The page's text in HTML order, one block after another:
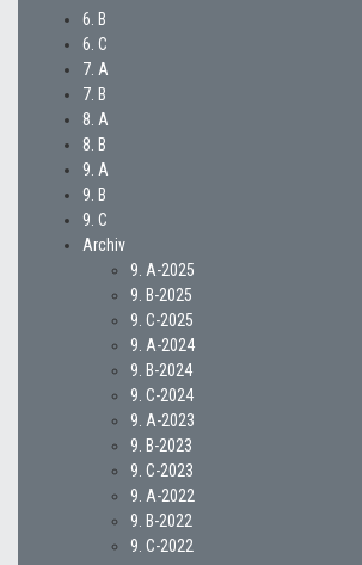
6. B
6. C
7. A
7. B
8. A
8. B
9. A
9. B
9. C
Archiv
9. A-2025
9. B-2025
9. C-2025
9. A-2024
9. B-2024
9. C-2024
9. A-2023
9. B-2023
9. C-2023
9. A-2022
9. B-2022
9. C-2022